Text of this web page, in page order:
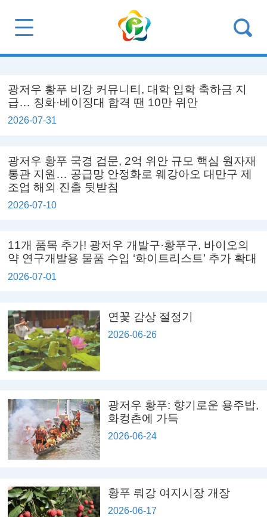
광저우 황푸 비강 커뮤니티, 대학 입학 축하금 지
급… 칭화·베이징대 합격 땐 10만 위안
2026-07-31
광저우 황푸 국경 검문, 2억 위안 규모 핵심 원자재
통관 지원… 공급망 안정화로 웨강아오 대만구 제
조업 해외 진출 뒷받침
2026-07-10
11개 품목 추가! 광저우 개발구·황푸구, 바이오의
약 연구개발용 물품 수입 ‘화이트리스트’ 추가 확대
2026-07-01
연꽃 감상 절정기
2026-06-26
광저우 황푸: 향기로운 용주밥,
화컹촌에 가득
2026-06-24
황푸 뤄강 여지시장 개장
2026-06-17